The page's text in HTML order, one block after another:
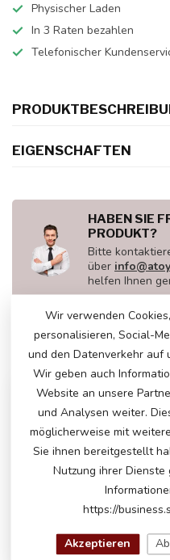
Physischer Laden
In 3 Raten bezahlen
Telefonischer
EIGENSCHAFTEN
HABEN SIE
PRODUKT?
Bitte
über
helfen Ihnen
ZULETZT
Wir verwenden
personalisieren, Social-
und den Datenverkehr auf
Wir geben auch
Website an unsere
und Analysen weiter.
möglicherweise mit
Sie ihnen bereitgestellt
Nutzung ihrer
https://
Akzeptieren